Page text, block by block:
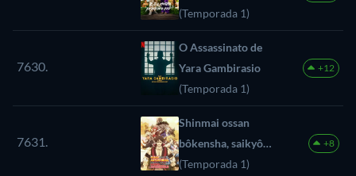
(Temporada 1)
7630.
O Assassinato de
Yara Gambirasio
(Temporada 1)
+12
7631.
Shinmai ossan
bôkensha, saikyô
party ni shinu hodo
(Temporada 1)
+8